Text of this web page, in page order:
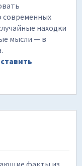
современных
находки
мысли — в